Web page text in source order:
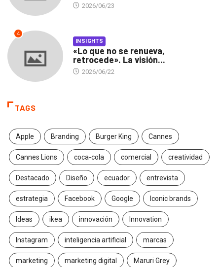
2026/06/23
4
INSIGHTS
«Lo que no se renueva,
retrocede». La visión...
2026/06/22
TAGS
Apple Branding Burger King Cannes
Cannes Lions coca-cola comercial creatividad
Destacado Diseño ecuador entrevista
estrategia Facebook Google Iconic brands
Ideas ikea innovación Innovation
Instagram inteligencia artificial marcas
marketing marketing digital Maruri Grey